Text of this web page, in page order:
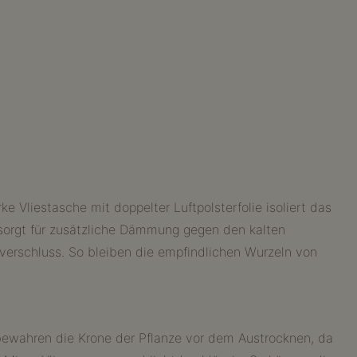
Vliestasche mit doppelter Luftpolsterfolie isoliert das
für zusätzliche Dämmung gegen den kalten
So bleiben die empfindlichen Wurzeln von
die Krone der Pflanze vor dem Austrocknen, da